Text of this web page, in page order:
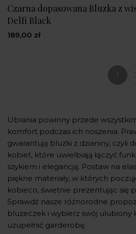
Czarna dopasowana Bluzka z
Delfi Black
189,00 zł
1
Ubrania powinny przede
komfort podczas ich noszenia.
gwarantują bluzki z dzianiny, czyli
kobiet, które uwielbiają łączyć
szykiem i elegancją. Postaw na
piękne materiały, w których
kobieco, świetnie prezentując się
Sprawdź nasze różnorodne
bluzeczek i wybierz swój ulubiony
uzupełnić garderobę.